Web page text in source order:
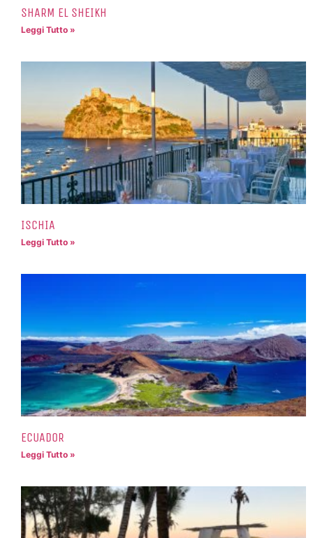
SHARM EL SHEIKH
Leggi Tutto »
ISCHIA
Leggi Tutto »
ECUADOR
Leggi Tutto »